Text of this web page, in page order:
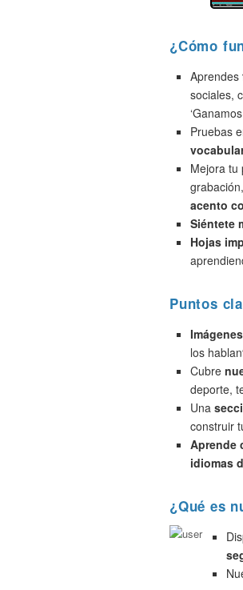
¿Cómo
Aprendes
sociales,
Pruebas
Mejora tu
acento
Siéntete
Hojas
Puntos
los
Cubre
deporte,
Una
construir
Aprende
idiomas
¿Qué es